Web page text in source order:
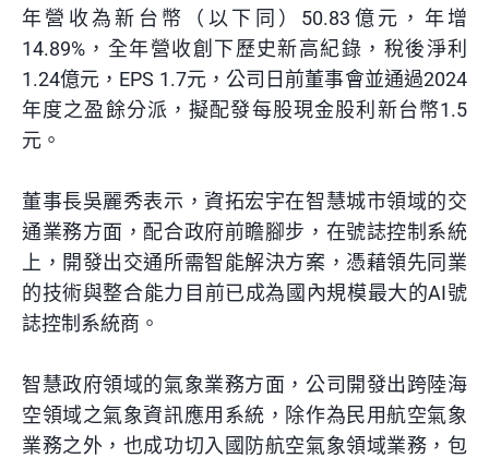
年營收為新台幣（以下同）50.83億元，年增
14.89%，全年營收創下歷史新高紀錄，稅後淨利
1.24億元，EPS 1.7元，公司日前董事會並通過2024
年度之盈餘分派，擬配發每股現金股利新台幣1.5
元。
董事長吳麗秀表示，資拓宏宇在智慧城市領域的交
通業務方面，配合政府前瞻腳步，在號誌控制系統
上，開發出交通所需智能解決方案，憑藉領先同業
的技術與整合能力目前已成為國內規模最大的AI號
誌控制系統商。
智慧政府領域的氣象業務方面，公司開發出跨陸海
空領域之氣象資訊應用系統，除作為民用航空氣象
業務之外，也成功切入國防航空氣象領域業務，包